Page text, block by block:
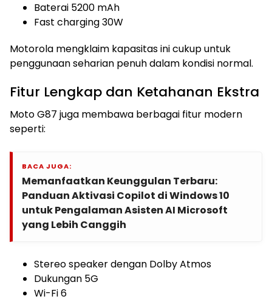
Baterai 5200 mAh
Fast charging 30W
Motorola mengklaim kapasitas ini cukup untuk
penggunaan seharian penuh dalam kondisi normal.
Fitur Lengkap dan Ketahanan Ekstra
Moto G87 juga membawa berbagai fitur modern
seperti:
BACA JUGA:
Memanfaatkan Keunggulan Terbaru:
Panduan Aktivasi Copilot di Windows 10
untuk Pengalaman Asisten AI Microsoft
yang Lebih Canggih
Stereo speaker dengan Dolby Atmos
Dukungan 5G
Wi-Fi 6